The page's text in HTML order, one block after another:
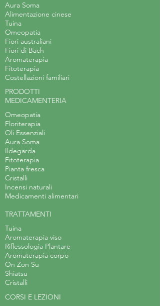
Aura Soma
Alimentazione cinese
Tuina
Omeopatia
Fiori australiani
Fiori di Bach
Aromaterapia
Fitoterapia
Costellazioni familiari
PRODOTTI
MEDICAMENTERIA
Omeopatia
Floriterapia
Oli Essenziali
Aura Soma
Ildegarda
Fitoterapia
Pianta fresca
Cristalli
Incensi naturali
Medicamenti alimentari
TRATTAMENTI
Tuina
Aromaterapia viso
Riflessologia Plantare
Aromaterapia corpo
On Zon Su
Shiatsu
Cristalli
CORSI E LEZIONI